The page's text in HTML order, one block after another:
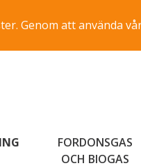
Genom att använda
FORDONSGAS
OCH BIOGAS